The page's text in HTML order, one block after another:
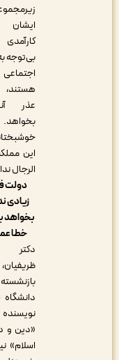
زیرمجموعه
ایشان فاقد
کارآمدی لازم و
بی‌توجه به سرمایه
اجتماعی دولت
هستند، بلادرنگ
عذر آنها را
بخواهد.
خوشبختانه در
این مملکت قحط
الرجال نداریم.»
دولت فرصت
زیادی ندارد که
بخواهد با سعی و
خطا عمل کند
دکتر غلامرضا
ظریفیان، استاد
بازنشسته
دانشگاه تهران و
نویسنده کتاب
«دین و دولت در
اسلام» نیز درباره